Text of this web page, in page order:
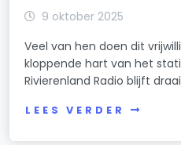
9 oktober 2025
Veel van hen doen dit
kloppende hart van het
Rivierenland Radio blijft
LEES VERDER